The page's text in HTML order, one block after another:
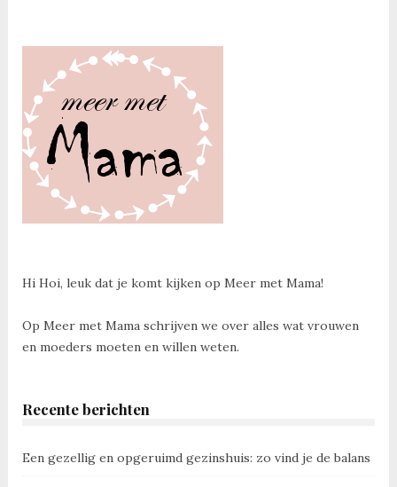
Hi Hoi, leuk dat je komt kijken op Meer met Mama!
Op Meer met Mama schrijven we over alles wat vrouwen
en moeders moeten en willen weten.
Recente berichten
Een gezellig en opgeruimd gezinshuis: zo vind je de balans